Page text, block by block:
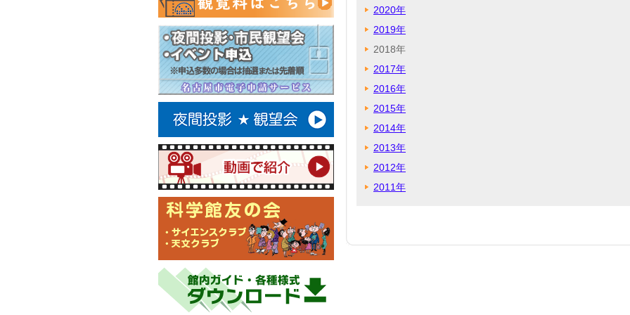
2020年
2019年
2018年
2017年
2016年
2015年
2014年
2013年
2012年
2011年